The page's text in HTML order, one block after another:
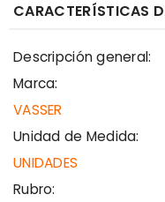
CARACTERÍSTICAS
Descripción general:
Marca:
VASSER
Unidad de Medida:
UNIDADES
Rubro: